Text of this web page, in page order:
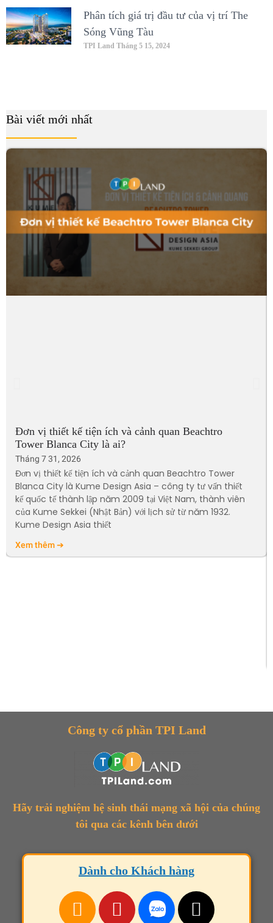
Phân tích giá trị đầu tư của vị trí The
Sóng Vũng Tàu
TPI Land Tháng 5 15, 2024
Bài viết mới nhất
Đơn vị thiết kế tiện ích và cảnh quan Beachtro
Tower Blanca City là ai?
Tháng 7 31, 2026
Đơn vị thiết kế tiện ích và cảnh quan Beachtro Tower
Blanca City là Kume Design Asia – công ty tư vấn thiết
kế quốc tế thành lập năm 2009 tại Việt Nam, thành viên
của Kume Sekkei (Nhật Bản) với lịch sử từ năm 1932.
Kume Design Asia thiết
Xem thêm ➔
Công ty cổ phần TPI Land
Hãy trải nghiệm hệ sinh thái mạng xã hội của chúng
tôi qua các kênh bên dưới
Dành cho Khách hàng